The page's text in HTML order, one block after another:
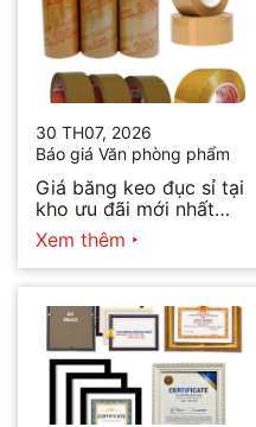
30 TH07, 2026
Báo giá Văn phòng phẩm
Giá băng keo đục sỉ tại
kho ưu đãi mới nhất
2026
Xem thêm